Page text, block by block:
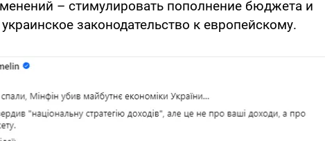
– стимулировать пополнение бюджета и
законодательство к европейскому.